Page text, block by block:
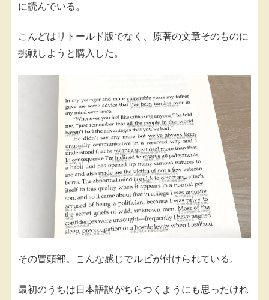
に読んでいる。
こんどはリトールド版でなく、原著の文章そのものに
挑戦しようと購入した。
その冒頭部。こんな感じでルビが付けられている。
最初のうちは日本語訳がちらつくようにも思ったけれ